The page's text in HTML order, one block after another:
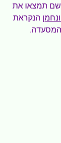
הנקראת
המסעדה.